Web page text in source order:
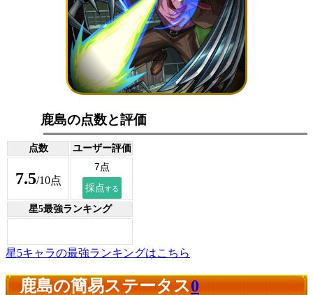
鹿島の点数と評価
点数 ユーザー評価
7.5/10点
星5最強ランキング
星5キャラの最強ランキングはこちら
鹿島の簡易ステータス0